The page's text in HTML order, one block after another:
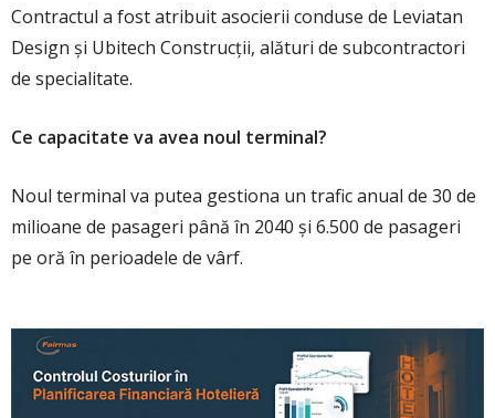
Contractul a fost atribuit asocierii conduse de Leviatan
Design și Ubitech Construcții, alături de subcontractori
de specialitate.
Ce capacitate va avea noul terminal?
Noul terminal va putea gestiona un trafic anual de 30 de
milioane de pasageri până în 2040 și 6.500 de pasageri
pe oră în perioadele de vârf.